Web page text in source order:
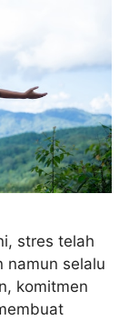
stres telah
namun selalu
komitmen